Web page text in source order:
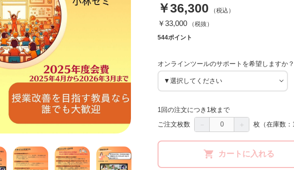
￥36,300 （税込）
￥33,000 （税抜）
544ポイント
オンラインツールのサポートを希望しますか？
1回の注文につき1枚まで
ご注文枚数
＋ 枚 （在庫数：
カートに入れる